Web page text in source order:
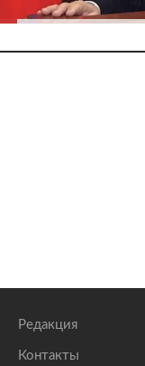
Редакция
Контакты